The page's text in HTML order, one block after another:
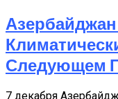
Следующем
7 декабря